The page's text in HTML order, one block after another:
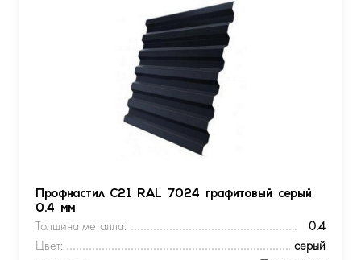
Профнастил С21 RAL 7024 графитовый серый
0.4 мм
Толщина металла:
0.4
Цвет:
серый